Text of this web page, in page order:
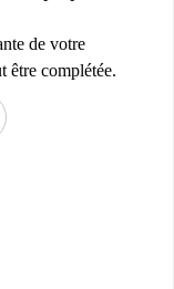
de votre
être complétée.